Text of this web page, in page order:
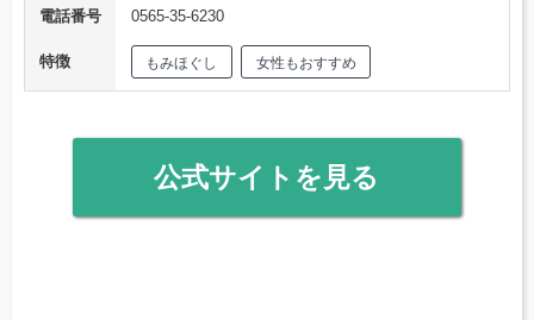
電話番号
0565-35-6230
特徴 もみほぐし 女性もおすすめ
公式サイトを見る